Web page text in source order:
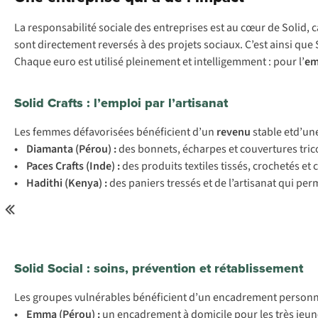
La responsabilitésocialedesentreprisesestaucœurdeSolid,c
sontdirectementreversés àdes projetssociaux.C’estainsique
Chaqueeuroestutilisépleinementetintelligemment: pourl’
Solid Crafts : l’emploi par l’artisanat
Lesfemmesdéfavorisées bénéficientd’un revenustableetd
• Diamanta(Pérou) :des bonnets,écharpesetcouverturestr
• PacesCrafts(Inde) :des produitstextilestissés,crochetéset
• Hadithi (Kenya) :des panierstresséset del’artisanatqui per
Solid Social : soins, prévention et rétablissement
Les groupesvulnérables bénéficientd’unencadrementper
• Emma(Pérou) :unencadrementàdomicilepourlestrès je